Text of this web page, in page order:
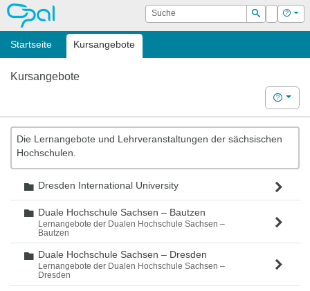
OPAL Suche
Suchen
Login Hilfe
Startseite Kursangebote
Kursangebote
Hilfe
Die Lernangebote und Lehrveranstaltungen der sächsischen
Hochschulen.
Ordner
Dresden International University
Ordner
Duale Hochschule Sachsen – Bautzen
Lernangebote der Dualen Hochschule Sachsen –
Bautzen
Ordner
Duale Hochschule Sachsen – Dresden
Lernangebote der Dualen Hochschule Sachsen –
Dresden